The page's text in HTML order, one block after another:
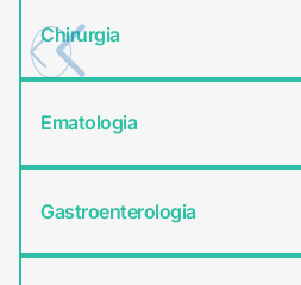
Chirurgia
Ematologia
Gastroenterologia